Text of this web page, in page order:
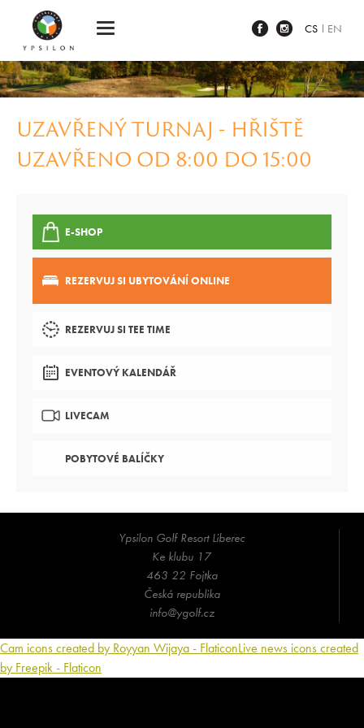
CS EN
UZAVŘENÝ TURNAJ - HŘIŠTĚ
UZAVŘENO OD 8:00 DO 15:00
E-SHOP
REZERVUJ SI UBYTOVÁNÍ ONLINE
REZERVUJ SI TEE TIME
EVENTOVÝ KALENDÁŘ
LIVECAM
POBYTOVÉ BALÍČKY
Ypsilon Golf Resort Liberec
Ke klubu 17
463 22 Fojtka
Česká republika
info@ygolf.cz
Cam icons created by Royyan Wijaya - FlaticonLive news icons created
by Freepik - Flaticon